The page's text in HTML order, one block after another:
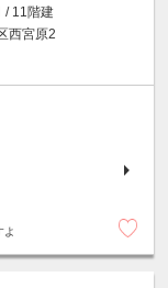
/ 11階建
西宮原2
よ